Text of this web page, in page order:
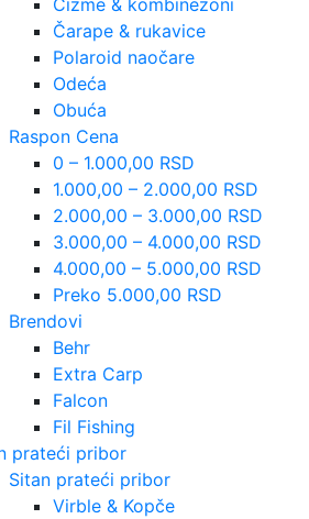
Čarape & rukavice
Polaroid naočare
Odeća
Obuća
Raspon Cena
0 – 1.000,00 RSD
1.000,00 – 2.000,00 RSD
2.000,00 – 3.000,00 RSD
3.000,00 – 4.000,00 RSD
4.000,00 – 5.000,00 RSD
Preko 5.000,00 RSD
Brendovi
Behr
Extra Carp
Falcon
Fil Fishing
prateći pribor
Sitan prateći pribor
Virble & Kopče